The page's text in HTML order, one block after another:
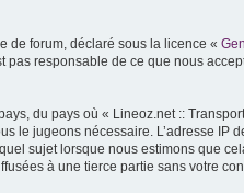
de forum, déclaré sous la licence «
pas responsable de ce que nous
du pays où « Lineoz.net ::
le jugeons nécessaire. L’adresse IP
sujet lorsque nous estimons que
à une tierce partie sans votre